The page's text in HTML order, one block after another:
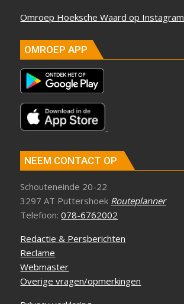
Omroep Hoeksche Waard op Instagram
OMROEP APP
NEEM CONTACT OP
Schouteneinde 20-22
3297 AT Puttershoek Routeplanner
Telefoon:078-6762002
Redactie & Persberichten
Reclame
Webmaster
Overige vragen/opmerkingen